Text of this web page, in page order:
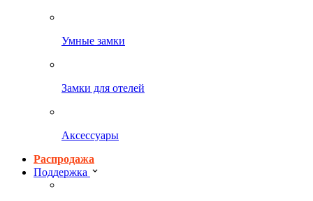
Умные замки
Замки для отелей
Аксессуары
Распродажа
Поддержка